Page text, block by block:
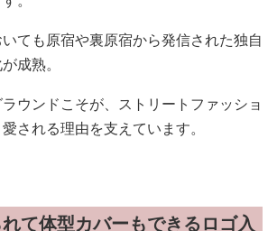
ても原宿や裏原宿から発信された独自
成熟。
ウンドこそが、ストリートファッショ
される理由を支えています。
て体型カバーもできるロゴ入